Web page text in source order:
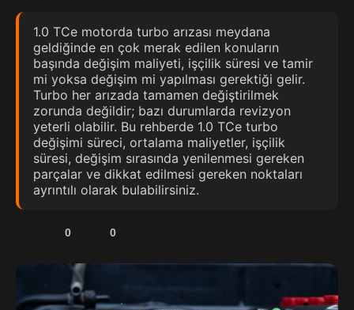
1.0 TCe motorda turbo arızası meydana
geldiğinde en çok merak edilen konuların
başında değişim maliyeti, işçilik süresi ve tamir
mi yoksa değişim mi yapılması gerektiği gelir.
Turbo her arızada tamamen değiştirilmek
zorunda değildir; bazı durumlarda revizyon
yeterli olabilir. Bu rehberde 1.0 TCe turbo
değişimi süreci, ortalama maliyetler, işçilik
süresi, değişim sırasında yenilenmesi gereken
parçalar ve dikkat edilmesi gereken noktaları
ayrıntılı olarak bulabilirsiniz.
0 0